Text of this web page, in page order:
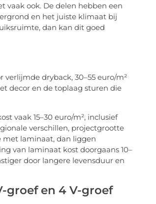
vaak ook. De delen hebben een
en het juiste klimaat bij
dan kan dit goed
verlijmde dryback, 30–55 euro/m²
decor en de toplaag sturen die
vaak 15–30 euro/m², inclusief
verschillen, projectgrootte
met laminaat, dan liggen
van laminaat kost doorgaans 10–
door langere levensduur en
groef en 4 V-groef